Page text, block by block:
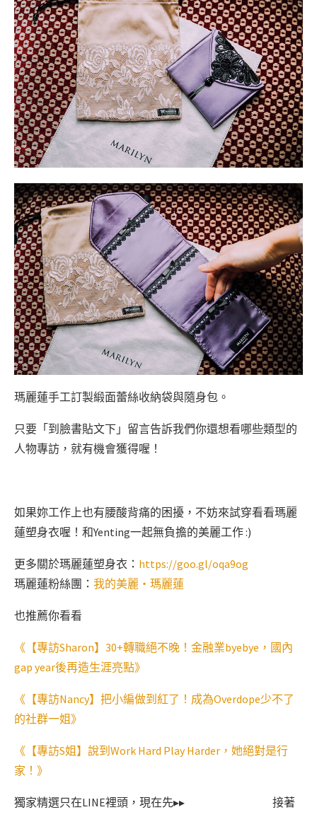
瑪麗蓮手工訂製緞面蕾絲收納袋與隨身包。
只要「到臉書貼文下」留言告訴我們你還想看哪些類型的
人物專訪，就有機會獲得喔！
如果妳工作上也有腰酸背痛的困擾，不妨來試穿看看瑪麗
蓮塑身衣喔！和Yenting一起無負擔的美麗工作 :)
更多關於瑪麗蓮塑身衣： https://goo.gl/oqa9og
瑪麗蓮粉絲團： 我的美麗‧瑪麗蓮
也推薦你看看
《【專訪Sharon】30+轉職絕不晚！金融業byebye，國內
gap year後再造生涯亮點》
《【專訪Nancy】把小編做到紅了！成為Overdope少不了
的社群一姐》
《【專訪S姐】說到Work Hard Play Harder，她絕對是行
家！》
獨家精選只在LINE裡頭，現在先▸▸ 接著